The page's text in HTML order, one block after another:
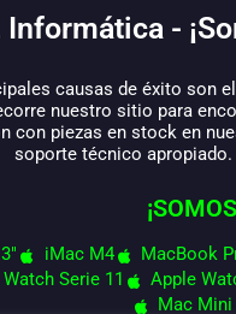
Informática -
causas de éxito son
nuestro sitio para
con piezas en stock en
soporte técnico
iMac M4 MacBook
Serie 11 Apple
Mac Mini